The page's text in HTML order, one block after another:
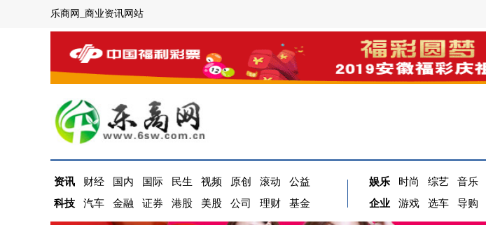
乐商网_商业资讯网站
资讯 财经 国内 国际 民生 视频 原创 滚动
公益
科技
汽车 金融 证券 港股 美股 公司 理财 基金
娱乐 时尚 综艺 音乐
企业
游戏 选车 导购